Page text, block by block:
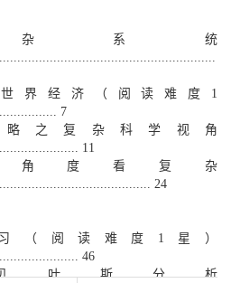
系统
界经济（阅读难度1
7
之复杂科学视角
11
度看复杂
24
（阅读难度1星）
46
叶斯分析